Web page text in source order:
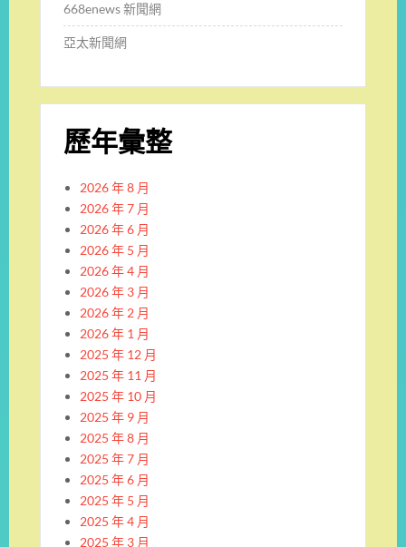
668enews 新聞網
亞太新聞網
歷年彙整
2026 年 8 月
2026 年 7 月
2026 年 6 月
2026 年 5 月
2026 年 4 月
2026 年 3 月
2026 年 2 月
2026 年 1 月
2025 年 12 月
2025 年 11 月
2025 年 10 月
2025 年 9 月
2025 年 8 月
2025 年 7 月
2025 年 6 月
2025 年 5 月
2025 年 4 月
2025 年 3 月